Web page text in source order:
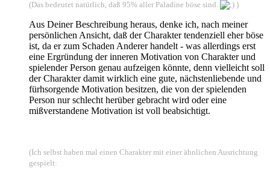
(Das bedeutet natürlich, daß 95% aller Paladine böse sind. )
Aus Deiner Beschreibung heraus, denke ich, nach meiner
persönlichen Ansicht, daß der Charakter tendenziell eher böse
ist, da er zum Schaden Anderer handelt - was allerdings erst
eine Ergründung der inneren Motivation von Charakter und
spielender Person genau aufzeigen könnte, denn vielleicht soll
der Charakter damit wirklich eine gute, nächstenliebende und
fürhsorgende Motivation besitzen, die von der spielenden
Person nur schlecht herüber gebracht wird oder eine
mißverstandene Motivation ist voll beabsichtigt.
(Ich selbst haben mal einen Charakter mit einer ähnlichen Ausrichtung
gespielt: